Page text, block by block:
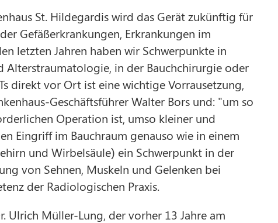
St. Hildegardis wird das Gerät zukünftig für
Gefäßerkrankungen, Erkrankungen im
letzten Jahren haben wir Schwerpunkte in
Alterstraumatologie, in der Bauchchirurgie oder
direkt vor Ort ist eine wichtige Vorrausetzung,
Geschäftsführer Walter Bors und: "um so
Operation ist, umso kleiner und
Eingriff im Bauchraum genauso wie in einem
und Wirbelsäule) ein Schwerpunkt in der
von Sehnen, Muskeln und Gelenken bei
der Radiologischen Praxis.
Ulrich Müller-Lung, der vorher 13 Jahre am